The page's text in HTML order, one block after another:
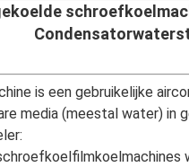
is een gebruikelijke
media (meestal water) in